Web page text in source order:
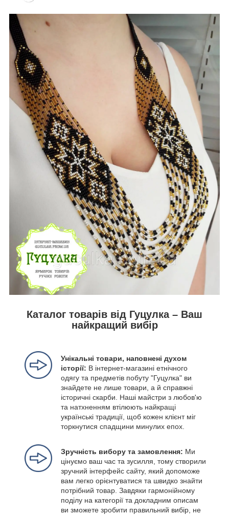
Каталог товарів від Гуцулка – Ваш
найкращий вибір
Унікальні товари, наповнені духом
історії: В інтернет-магазині етнічного
одягу та предметів побуту "Гуцулка" ви
знайдете не лише товари, а й справжні
історичні скарби. Наші майстри з любов'ю
та натхненням втілюють найкращі
українські традиції, щоб кожен клієнт міг
торкнутися спадщини минулих епох.
Зручність вибору та замовлення: Ми
цінуємо ваш час та зусилля, тому створили
зручний інтерфейс сайту, який допоможе
вам легко орієнтуватися та швидко знайти
потрібний товар. Завдяки гармонійному
поділу на категорії та докладним описам
ви зможете зробити правильний вибір, не